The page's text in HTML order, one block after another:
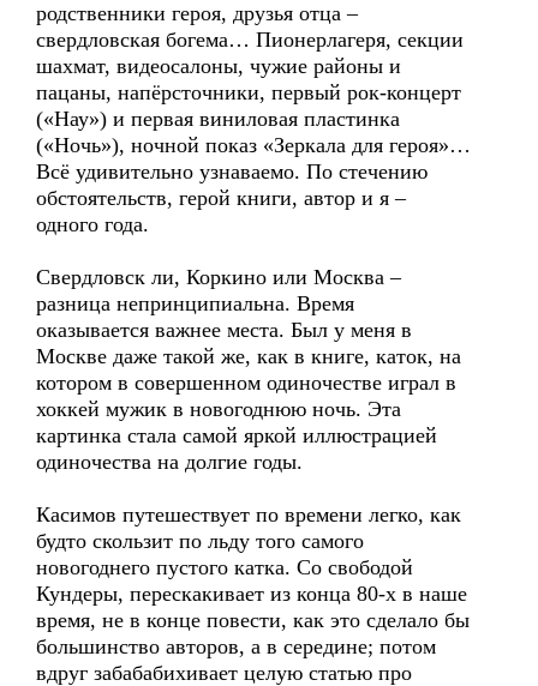
родственники героя, друзья отца –
свердловская богема… Пионерлагеря, секции
шахмат, видеосалоны, чужие районы и
пацаны, напёрсточники, первый рок-концерт
(«Нау») и первая виниловая пластинка
(«Ночь»), ночной показ «Зеркала для героя»…
Всё удивительно узнаваемо. По стечению
обстоятельств, герой книги, автор и я –
одного года.
Свердловск ли, Коркино или Москва –
разница непринципиальна. Время
оказывается важнее места. Был у меня в
Москве даже такой же, как в книге, каток, на
котором в совершенном одиночестве играл в
хоккей мужик в новогоднюю ночь. Эта
картинка стала самой яркой иллюстрацией
одиночества на долгие годы.
Касимов путешествует по времени легко, как
будто скользит по льду того самого
новогоднего пустого катка. Со свободой
Кундеры, перескакивает из конца 80-х в наше
время, не в конце повести, как это сделало бы
большинство авторов, а в середине; потом
вдруг забабабихивает целую статью про